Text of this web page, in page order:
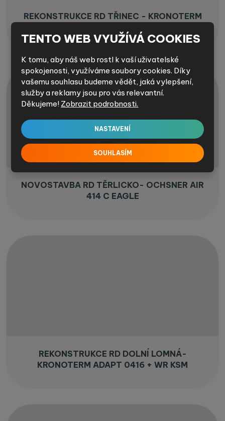
REKONSTRUKCE RD TŘINEC - KRONOTERM
NOVOSTAVBA RD TĚRLICKO- OCHSNER AIR
414 C EAGLE
REKONSTRUKCE RD DOLNÍ LOMNÁ-
KRONOTERM ADAPT 0416 + WR KSM
TENTO WEB VYUŽÍVÁ COOKIES
K tomu, aby náš web rostl k vaší uživatelské
spokojenosti, využíváme soubory cookies. Díky
vašemu souhlasu budeme vědět, jaká vylepšení,
služby a reklamy jsou pro vás relevantní.
Děkujeme! Zobrazit podrobnosti.
NASTAVENÍ
SOUHLASÍM